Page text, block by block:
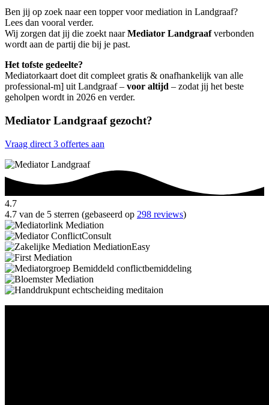
Ben jij op zoek naar een topper voor mediation in Landgraaf?
Lees dan vooral verder.
Wij zorgen dat jij die zoekt naarMediator Landgraafverbonden
wordt aan de partij die bij je past.
Het tofste gedeelte?
Mediatorkaart doet dit compleet gratis & onafhankelijk van alle
professional-m] uit Landgraaf – voor altijd – zodat jij het beste
geholpen wordt in 2026 en verder.
Mediator Landgraaf gezocht?
Vraag direct 3 offertes aan
4.7
4.7 van de 5 sterren (gebaseerd op 298 reviews)